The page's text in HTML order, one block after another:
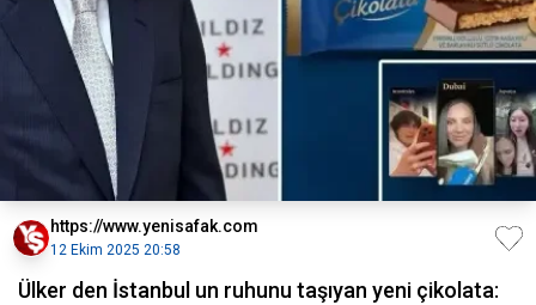
https://www.yenisafak.com
12 Ekim 2025 20:58
Ülker den İstanbul un ruhunu taşıyan yeni çikolata: